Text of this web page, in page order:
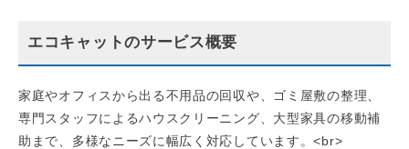
エコキャットのサービス概要
家庭やオフィスから出る不用品の回収や、ゴミ屋敷の整理、
専門スタッフによるハウスクリーニング、大型家具の移動補
助まで、多様なニーズに幅広く対応しています。<br>